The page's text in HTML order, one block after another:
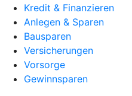
Kredit & Finanzieren
Anlegen & Sparen
Bausparen
Versicherungen
Vorsorge
Gewinnsparen